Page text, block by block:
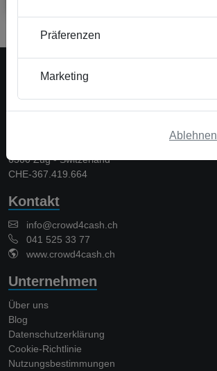
Eine Plattform der Crowd Solutions AG
6300 Zug - Switzerland
CHE-367.419.664
Kontakt
info@crowd4cash.ch
041 525 33 77
www.crowd4cash.ch
Unternehmen
Über uns
Blog
Datenschutzerklärung
Cookie-Richtlinie
Nutzungsbestimmungen
Präferenzen
Marketing
Ablehnen